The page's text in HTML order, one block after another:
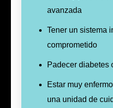
avanzada
Tener un sistema
comprometido
Padecer diabetes
Estar muy
una unidad de